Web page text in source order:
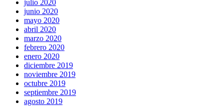
julio 2020
junio 2020
mayo 2020
abril 2020
marzo 2020
febrero 2020
enero 2020
diciembre 2019
noviembre 2019
octubre 2019
septiembre 2019
agosto 2019